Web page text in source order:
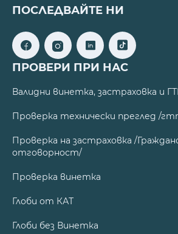
ПОСЛЕДВАЙТЕ НИ
ПРОВЕРИ ПРИ НАС
Валидни винетка, застраховка и
Проверка технически преглед /
Проверка на застраховка /
отговорност/
Проверка винетка
Глоби от КАТ
Глоби без Винетка